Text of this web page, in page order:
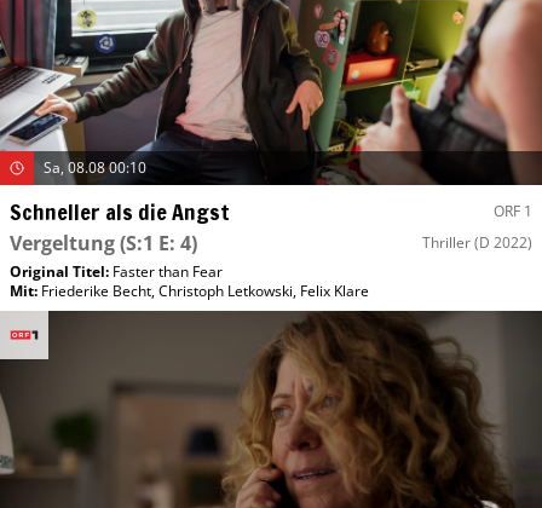
Sa, 08.08 00:10
Schneller als die Angst ORF 1
Vergeltung(S:1 E: 4) Thriller(D 2022)
Original Titel: Faster than Fear
Mit: Friederike Becht,Christoph Letkowski, Felix Klare